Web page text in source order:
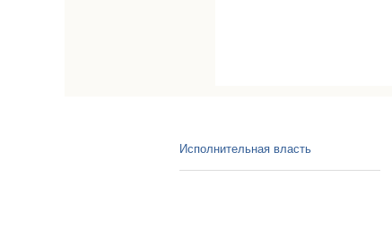
Исполнительная власть